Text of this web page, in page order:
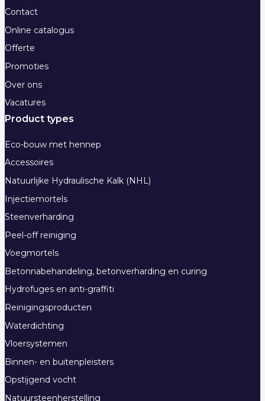
Contact
Online catalogus
Offerte
Promoties
Over ons
Vacatures
Product types
Eco-bouw met hennep
Accessoires
Natuurlijke Hydraulische Kalk (NHL)
Injectiemortels
Steenverharding
Peel-off reiniging
Voegmortels
Betonnabehandeling, betonverharding en curing
Hydrofuges en anti-graffiti
Reinigingsproducten
Waterdichting
Vloersystemen
Binnen- en buitenpleisters
Opstijgend vocht
Natuursteenherstelling